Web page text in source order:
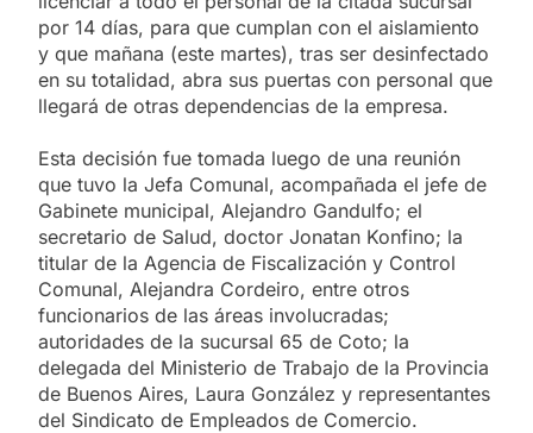
por 14 días, para que cumplan con el aislamiento
y que mañana (este martes), tras ser desinfectado
en su totalidad, abra sus puertas con personal que
llegará de otras dependencias de la empresa.
Esta decisión fue tomada luego de una reunión
que tuvo la Jefa Comunal, acompañada el jefe de
Gabinete municipal, Alejandro Gandulfo; el
secretario de Salud, doctor Jonatan Konfino; la
titular de la Agencia de Fiscalización y Control
Comunal, Alejandra Cordeiro, entre otros
funcionarios de las áreas involucradas;
autoridades de la sucursal 65 de Coto; la
delegada del Ministerio de Trabajo de la Provincia
de Buenos Aires, Laura González y representantes
del Sindicato de Empleados de Comercio.